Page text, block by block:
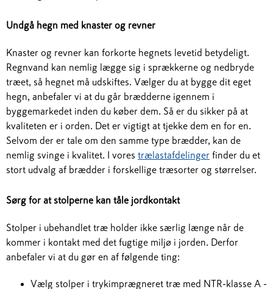
Undgå hegn med knaster og revner
Knaster og revner kan forkorte hegnets levetid betydeligt.
Regnvand kan nemlig lægge sig i sprækkerne og nedbryde
træet, så hegnet må udskiftes. Vælger du at bygge dit eget
hegn, anbefaler vi at du går brædderne igennem i
byggemarkedet inden du køber dem. Så er du sikker på at
kvaliteten er i orden. Det er vigtigt at tjekke dem en for en.
Selvom der er tale om den samme type brædder, kan de
nemlig svinge i kvalitet. I vores trælastafdelinger finder du et
stort udvalg af brædder i forskellige træsorter og størrelser.
Sørg for at stolperne kan tåle jordkontakt
Stolper i ubehandlet træ holder ikke særlig længe når de
kommer i kontakt med det fugtige miljø i jorden. Derfor
anbefaler vi at du gør en af følgende ting:
Vælg stolper i trykimprægneret træ med NTR-klasse A -